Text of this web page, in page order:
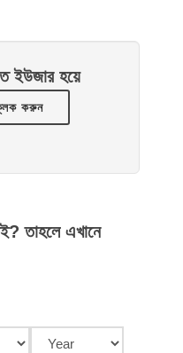
ইউজার হয়ে
করুন
তাহলে এখানে